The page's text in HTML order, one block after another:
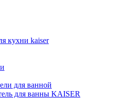
кухни kaiser
для ванной
для ванны KAISER